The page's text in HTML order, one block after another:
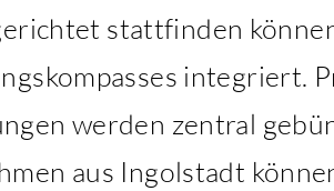
stattfinden
integriert.
werden zentral
aus Ingolstadt